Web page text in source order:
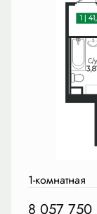
1-комнатная
8 057 750